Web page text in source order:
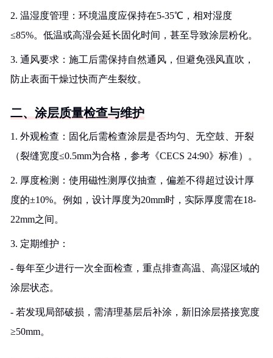
2. 温湿度管理：环境温度应保持在5-35℃，相对湿度
≤85%。低温或高湿会延长固化时间，甚至导致涂层粉化。
3. 通风要求：施工后需保持自然通风，但避免强风直吹，
防止表面干燥过快而产生裂纹。
二、涂层质量检查与维护
1. 外观检查：固化后需检查涂层是否均匀、无空鼓、开裂
（裂缝宽度≤0.5mm为合格，参考《CECS 24:90》标准）。
2. 厚度检测：使用磁性测厚仪抽查，偏差不得超过设计厚
度的±10%。例如，设计厚度为20mm时，实际厚度需在18-
22mm之间。
3. 定期维护：
- 每年至少进行一次全面检查，重点排查高温、高湿区域的
涂层状态。
- 若发现局部破损，需清理基层后补涂，新旧涂层搭接宽度
≥50mm。